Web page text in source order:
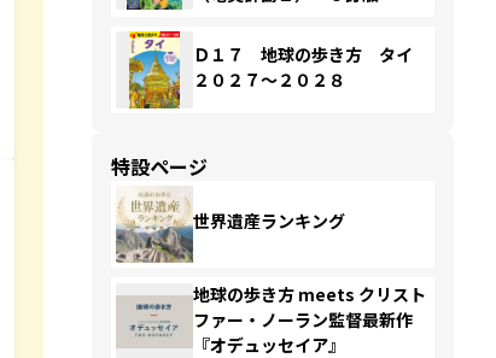
Ｄ１７ 地球の歩き方 タイ
２０２７～２０２８
特設ページ
世界遺産ランキング
地球の歩き方 meets クリスト
ファー・ノーラン監督最新作
『オデュッセイア』